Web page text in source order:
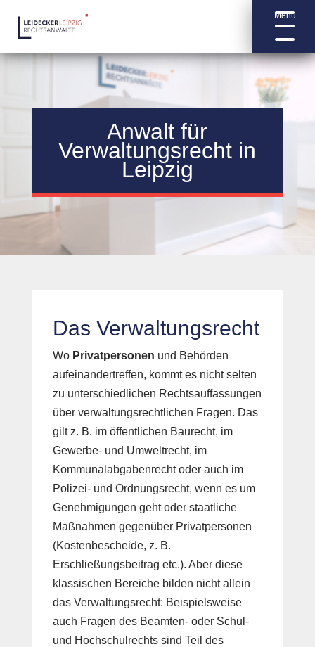
Menü
Anwalt für
Verwaltungs­recht in
Leipzig
Das Verwaltungsrecht
Wo Privatpersonen und Behörden
aufeinandertreffen, kommt es nicht selten
zu unterschiedlichen Rechtsauffassungen
über verwaltungsrechtlichen Fragen. Das
gilt z. B. im öffentlichen Baurecht, im
Gewerbe- und Umweltrecht, im
Kommunalabgabenrecht oder auch im
Polizei- und Ordnungsrecht, wenn es um
Genehmigungen geht oder staatliche
Maßnahmen gegenüber Privatpersonen
(Kostenbescheide, z. B.
Erschließungsbeitrag etc.). Aber diese
klassischen Bereiche bilden nicht allein
das Verwaltungsrecht: Beispielsweise
auch Fragen des Beamten- oder Schul-
und Hochschulrechts sind Teil des